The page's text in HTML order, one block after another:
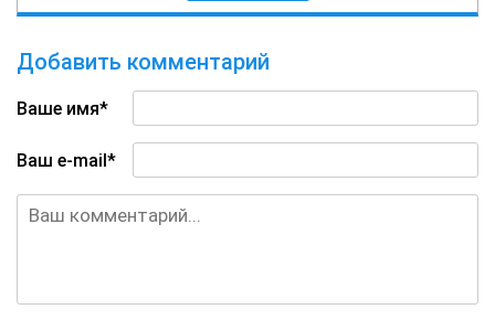
Добавить комментарий
Ваше имя*
Ваш e-mail*